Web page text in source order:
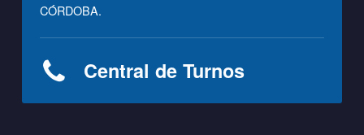
CÓRDOBA.
Central de Turnos